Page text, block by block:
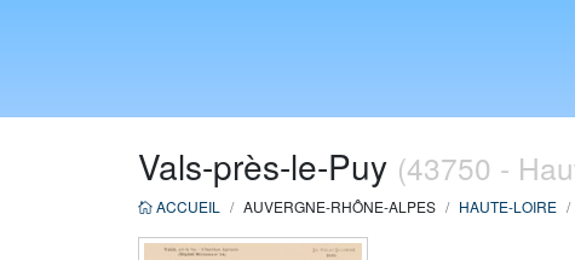
Vals-près-le-Puy (43750 -
ACCUEIL AUVERGNE-RHÔNE-ALPES HAUTE-LOIRE